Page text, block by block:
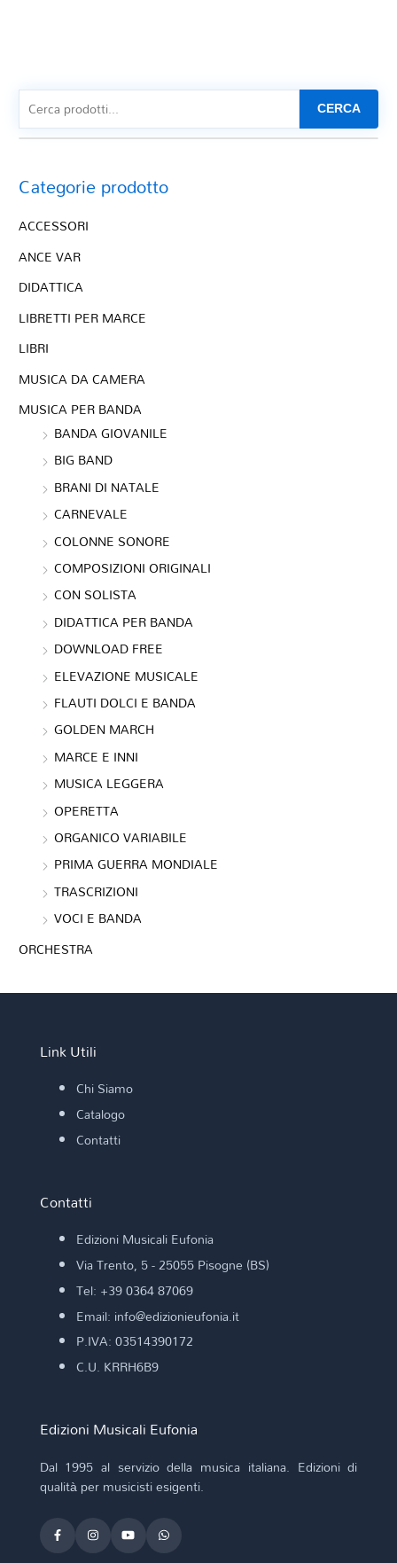
CERCA
Categorie prodotto
ACCESSORI
ANCE VAR
DIDATTICA
LIBRETTI PER MARCE
LIBRI
MUSICA DA CAMERA
MUSICA PER BANDA
BANDA GIOVANILE
BIG BAND
BRANI DI NATALE
CARNEVALE
COLONNE SONORE
COMPOSIZIONI ORIGINALI
CON SOLISTA
DIDATTICA PER BANDA
DOWNLOAD FREE
ELEVAZIONE MUSICALE
FLAUTI DOLCI E BANDA
GOLDEN MARCH
MARCE E INNI
MUSICA LEGGERA
OPERETTA
ORGANICO VARIABILE
PRIMA GUERRA MONDIALE
TRASCRIZIONI
VOCI E BANDA
ORCHESTRA
Link Utili
Chi Siamo
Catalogo
Contatti
Contatti
Edizioni Musicali Eufonia
Via Trento, 5 - 25055 Pisogne (BS)
Tel: +39 0364 87069
Email: info@edizionieufonia.it
P.IVA: 03514390172
C.U. KRRH6B9
Edizioni Musicali Eufonia
Dal 1995 al servizio della musica italiana. Edizioni di
qualità per musicisti esigenti.